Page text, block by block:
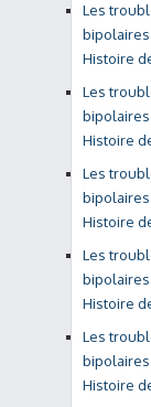
Les
Histoire
Les
Histoire
Les
Histoire
Les
Histoire
Les
Histoire